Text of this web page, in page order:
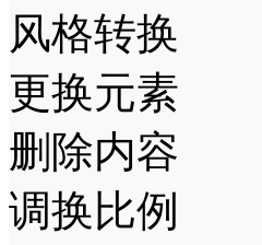
风格转换
更换元素
删除内容
调换比例